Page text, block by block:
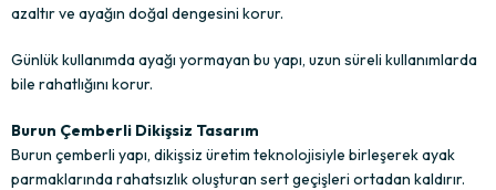
azaltır ve ayağın doğal dengesini korur.
Günlük kullanımda ayağı yormayan bu yapı, uzun süreli kullanımlarda
bile rahatlığını korur.
Burun Çemberli Dikişsiz Tasarım
Burun çemberli yapı, dikişsiz üretim teknolojisiyle birleşerek ayak
parmaklarında rahatsızlık oluşturan sert geçişleri ortadan kaldırır.